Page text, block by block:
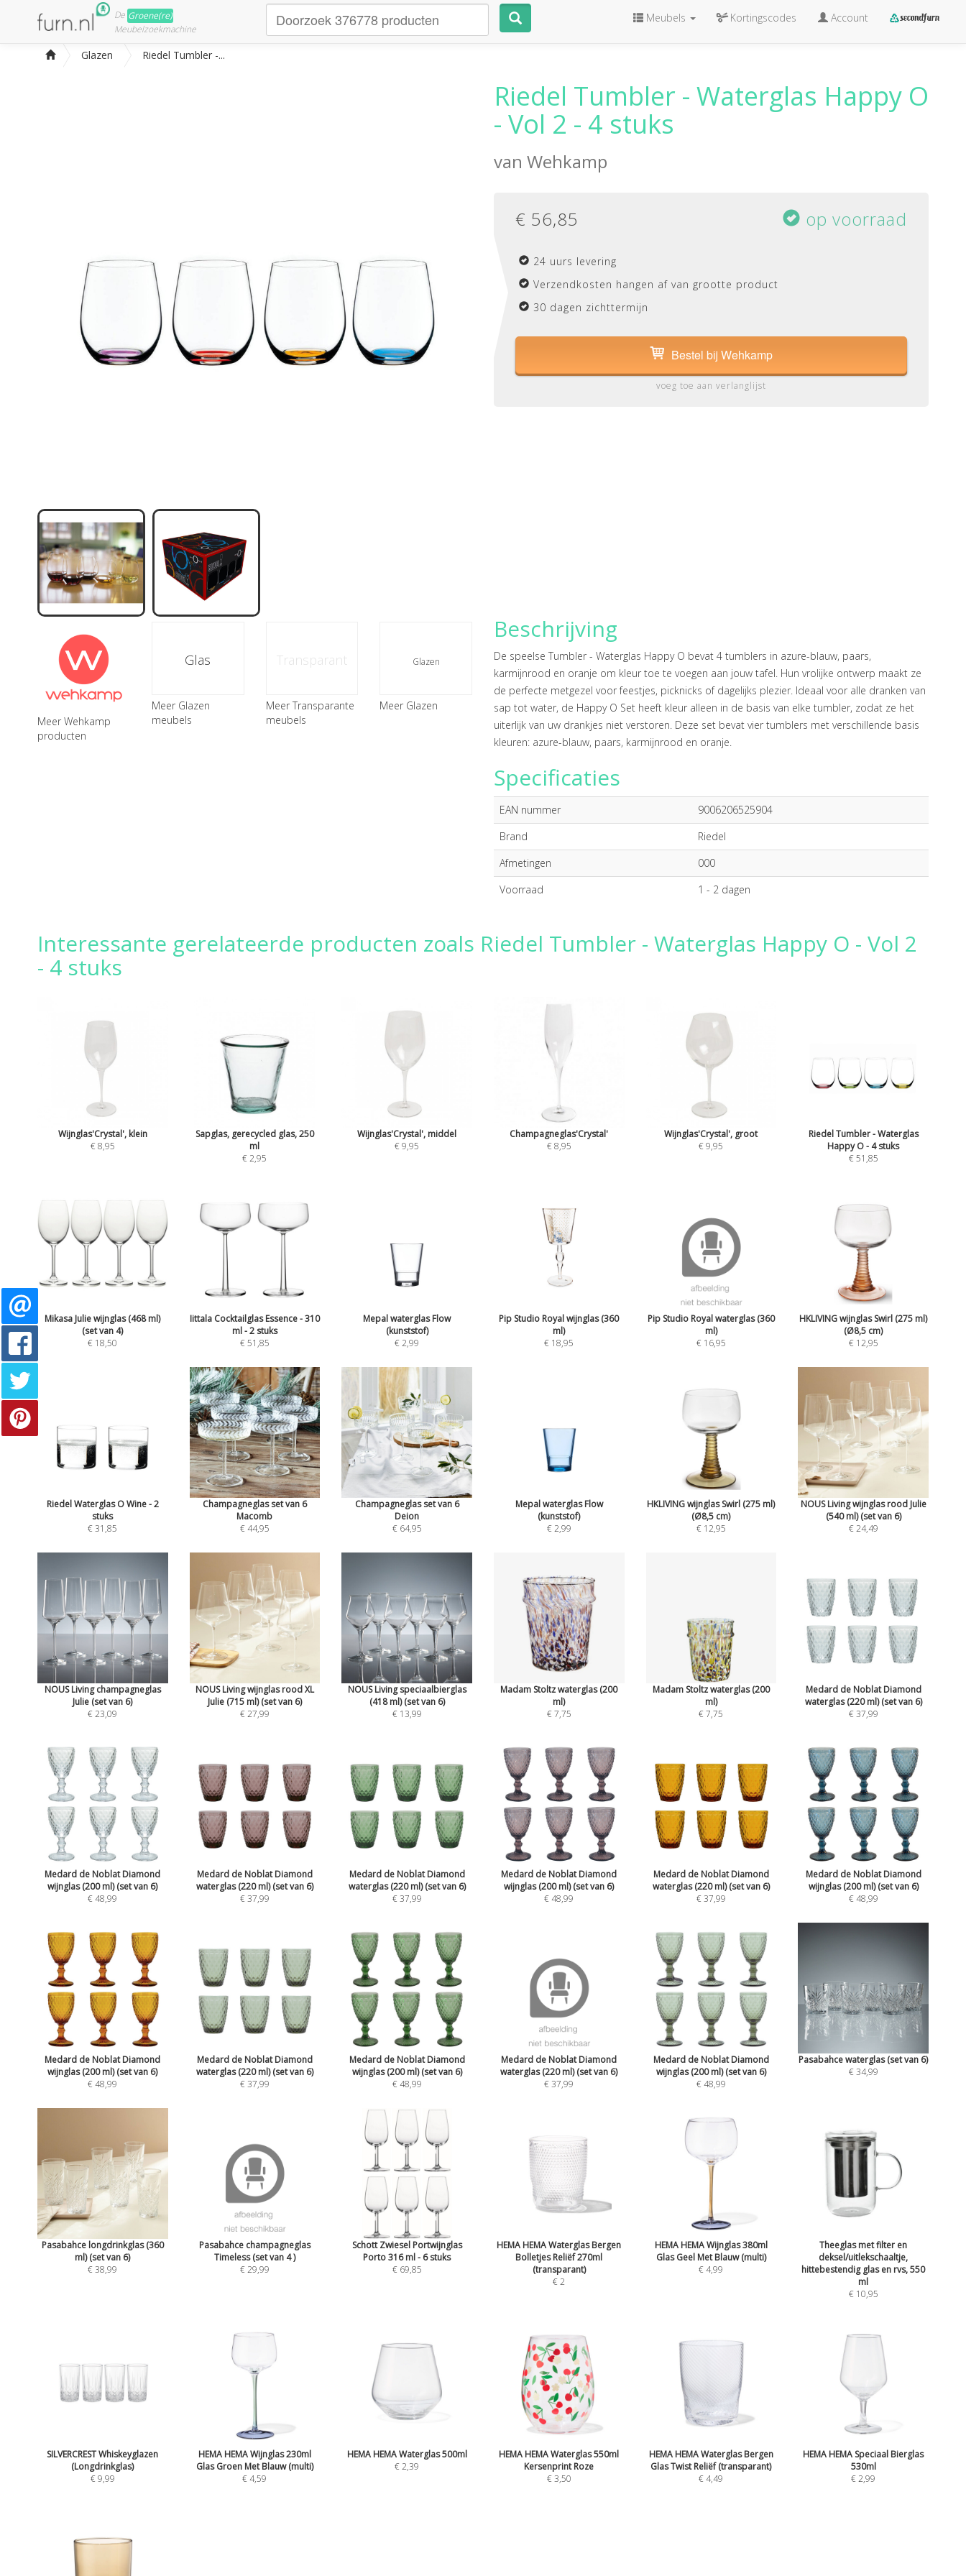
De Groene(re)
Meubelzoekmachine
Meubels Kortingscodes Account
Glazen Riedel Tumbler -...
Riedel Tumbler - Waterglas Happy O
- Vol 2 - 4 stuks
van Wehkamp
€ 56,85 op voorraad
24 uurs levering
Verzendkosten hangen af van grootte product
30 dagen zichttermijn
Bestel bij Wehkamp
voeg toe aan verlanglijst
Meer Wehkamp
producten
Glas
Meer Glazen
meubels
Transparant
Meer Transparante
meubels
Glazen
Meer Glazen
Beschrijving
De speelse Tumbler - Waterglas Happy O bevat 4 tumblers in azure-blauw, paars,
karmijnrood en oranje om kleur toe te voegen aan jouw tafel. Hun vrolijke ontwerp maakt ze
de perfecte metgezel voor feestjes, picknicks of dagelijks plezier. Ideaal voor alle dranken van
sap tot water, de Happy O Set heeft kleur alleen in de basis van elke tumbler, zodat ze het
uiterlijk van uw drankjes niet verstoren. Deze set bevat vier tumblers met verschillende basis
kleuren: azure-blauw, paars, karmijnrood en oranje.
Specificaties
EAN nummer
9006206525904
Brand
Riedel
Afmetingen
000
Voorraad
1 - 2 dagen
Interessante gerelateerde producten zoals Riedel Tumbler - Waterglas Happy O - Vol 2
- 4 stuks
Wijnglas'Crystal', klein
€ 8,95
Sapglas, gerecycled glas, 250
ml
€ 2,95
Wijnglas'Crystal', middel
€ 9,95
Champagneglas'Crystal'
€ 8,95
Wijnglas'Crystal', groot
€ 9,95
Riedel Tumbler - Waterglas
Happy O - 4 stuks
€ 51,85
Mikasa Julie wijnglas (468 ml)
(set van 4)
€ 18,50
Iittala Cocktailglas Essence - 310
ml - 2 stuks
€ 51,85
Mepal waterglas Flow
(kunststof)
€ 2,99
Pip Studio Royal wijnglas (360
ml)
€ 18,95
Pip Studio Royal waterglas (360
ml)
€ 16,95
HKLIVING wijnglas Swirl (275 ml)
(Ø8,5 cm)
€ 12,95
Riedel Waterglas O Wine - 2
stuks
€ 31,85
Champagneglas set van 6
Macomb
€ 44,95
Champagneglas set van 6
Deion
€ 64,95
Mepal waterglas Flow
(kunststof)
€ 2,99
HKLIVING wijnglas Swirl (275 ml)
(Ø8,5 cm)
€ 12,95
NOUS Living wijnglas rood Julie
(540 ml) (set van 6)
€ 24,49
NOUS Living champagneglas
Julie (set van 6)
€ 23,09
NOUS Living wijnglas rood XL
Julie (715 ml) (set van 6)
€ 27,99
NOUS Living speciaalbierglas
(418 ml) (set van 6)
€ 13,99
Madam Stoltz waterglas (200
ml)
€ 7,75
Madam Stoltz waterglas (200
ml)
€ 7,75
Medard de Noblat Diamond
waterglas (220 ml) (set van 6)
€ 37,99
Medard de Noblat Diamond
wijnglas (200 ml) (set van 6)
€ 48,99
Medard de Noblat Diamond
waterglas (220 ml) (set van 6)
€ 37,99
Medard de Noblat Diamond
waterglas (220 ml) (set van 6)
€ 37,99
Medard de Noblat Diamond
wijnglas (200 ml) (set van 6)
€ 48,99
Medard de Noblat Diamond
waterglas (220 ml) (set van 6)
€ 37,99
Medard de Noblat Diamond
wijnglas (200 ml) (set van 6)
€ 48,99
Medard de Noblat Diamond
wijnglas (200 ml) (set van 6)
€ 48,99
Medard de Noblat Diamond
waterglas (220 ml) (set van 6)
€ 37,99
Medard de Noblat Diamond
wijnglas (200 ml) (set van 6)
€ 48,99
Medard de Noblat Diamond
waterglas (220 ml) (set van 6)
€ 37,99
Medard de Noblat Diamond
wijnglas (200 ml) (set van 6)
€ 48,99
Pasabahce waterglas (set van 6)
€ 34,99
Pasabahce longdrinkglas (360
ml) (set van 6)
€ 38,99
Pasabahce champagneglas
Timeless (set van 4 )
€ 29,99
Schott Zwiesel Portwijnglas
Porto 316 ml - 6 stuks
€ 69,85
HEMA HEMA Waterglas Bergen
Bolletjes Reliëf 270ml
(transparant)
€ 2
HEMA HEMA Wijnglas 380ml
Glas Geel Met Blauw (multi)
€ 4,99
Theeglas met filter en
deksel/uitlekschaaltje,
hittebestendig glas en rvs, 550
ml
€ 10,95
SILVERCREST Whiskeyglazen
(Longdrinkglas)
€ 9,99
HEMA HEMA Wijnglas 230ml
Glas Groen Met Blauw (multi)
€ 4,59
HEMA HEMA Waterglas 500ml
€ 2,39
HEMA HEMA Waterglas 550ml
Kersenprint Roze
€ 3,50
HEMA HEMA Waterglas Bergen
Glas Twist Reliëf (transparant)
€ 4,49
HEMA HEMA Speciaal Bierglas
530ml
€ 2,99